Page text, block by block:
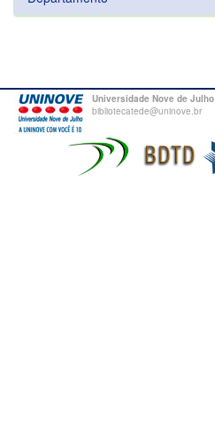
Universidade Nove de Julho
bibliotecatede@uninove.br